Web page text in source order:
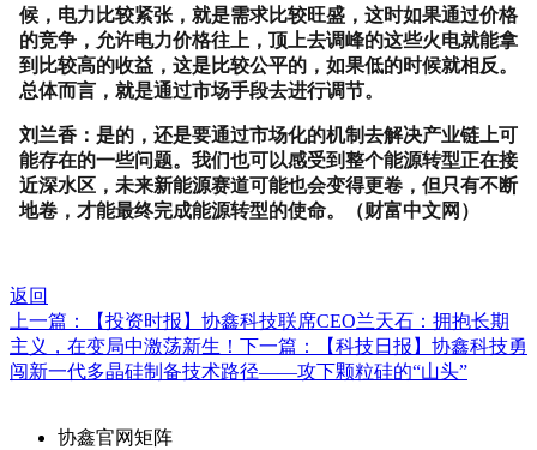
候，电力比较紧张，就是需求比较旺盛，这时如果通过价格
的竞争，允许电力价格往上，顶上去调峰的这些火电就能拿
到比较高的收益，这是比较公平的，如果低的时候就相反。
总体而言，就是通过市场手段去进行调节。
刘兰香：是的，还是要通过市场化的机制去解决产业链上可
能存在的一些问题。我们也可以感受到整个能源转型正在接
近深水区，未来新能源赛道可能也会变得更卷，但只有不断
地卷，才能最终完成能源转型的使命。（财富中文网）
返回
上一篇：【投资时报】协鑫科技联席CEO兰天石：拥抱长期
主义，在变局中激荡新生！ 下一篇：【科技日报】协鑫科技勇
闯新一代多晶硅制备技术路径——攻下颗粒硅的“山头”
协鑫官网矩阵